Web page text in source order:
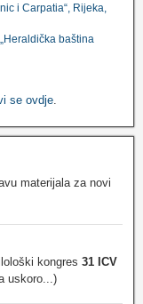
i Carpatia“, Rijeka,
baština
se ovdje
materijala za novi
kongres 31 ICV
uskoro...)